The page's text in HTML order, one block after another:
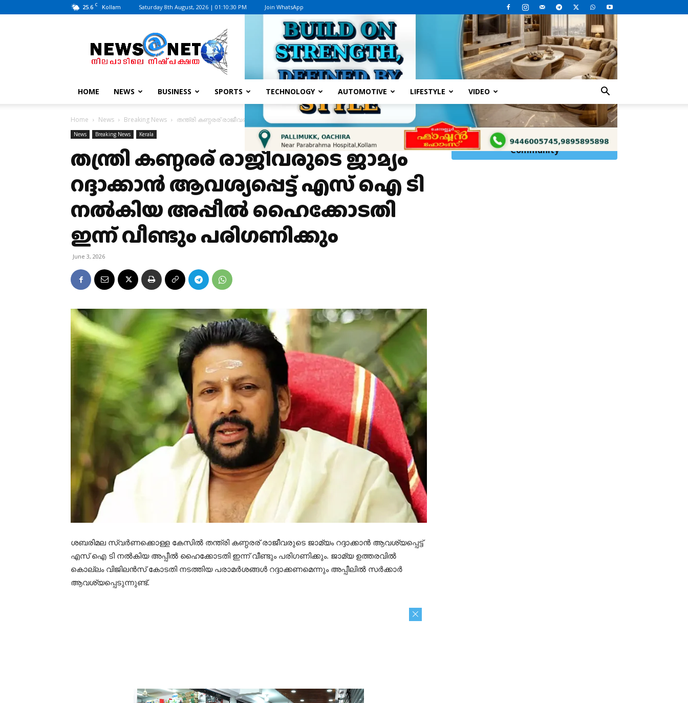
25.6 C Kollam Saturday 8th August, 2026 | 01:10:30 PM Join WhatsApp
News@Net
|
www.newsatnet.com
HOME NEWS BUSINESS SPORTS TECHNOLOGY AUTOMOTIVE LIFESTYLE VIDEO
Home News Breaking News തന്ത്രി കണ്ഠരര് രാജീവരുടെ ജാമ്യം റദ്ദാക്കാൻ ആവശ്യപ്പെട്ട് എസ് ഐ ടി നൽകിയ അപ്പീൽ ഹൈക്കോടതി...
News Breaking News Kerala
തന്ത്രി കണ്ഠരര് രാജീവരുടെ ജാമ്യം
റദ്ദാക്കാൻ ആവശ്യപ്പെട്ട് എസ് ഐ ടി
നൽകിയ അപ്പീൽ ഹൈക്കോടതി
ഇന്ന് വീണ്ടും പരിഗണിക്കും
June 3, 2026
ശബരിമല സ്വർണക്കൊള്ള കേസിൽ തന്ത്രി കണ്ഠരര് രാജീവരുടെ ജാമ്യം റദ്ദാക്കാൻ ആവശ്യപ്പെട്ട്
എസ് ഐ ടി നൽകിയ അപ്പീൽ ഹൈക്കോടതി ഇന്ന് വീണ്ടും പരിഗണിക്കും. ജാമ്യ ഉത്തരവിൽ
കൊല്ലം വിജിലൻസ് കോടതി നടത്തിയ പരാമർശങ്ങൾ റദ്ദാക്കണമെന്നും അപ്പീലിൽ സർക്കാർ
ആവശ്യപ്പെടുന്നുണ്ട്.
Click Here toJoinWhatsApp
Community